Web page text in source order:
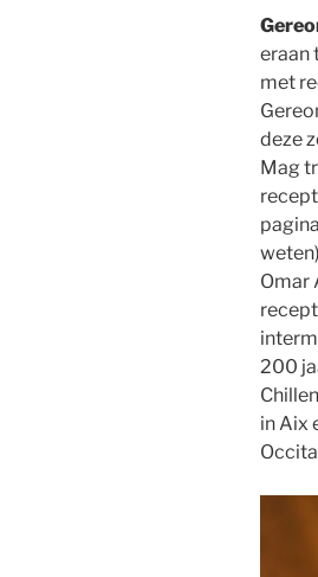
eraan
met
deze
Mag
Omar
200
in Aix